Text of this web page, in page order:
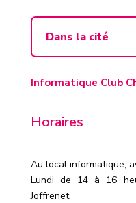
Dans la cité
Informatique Club
Horaires
Au local informatique,
Lundi de 14 à 16
Joffrenet.